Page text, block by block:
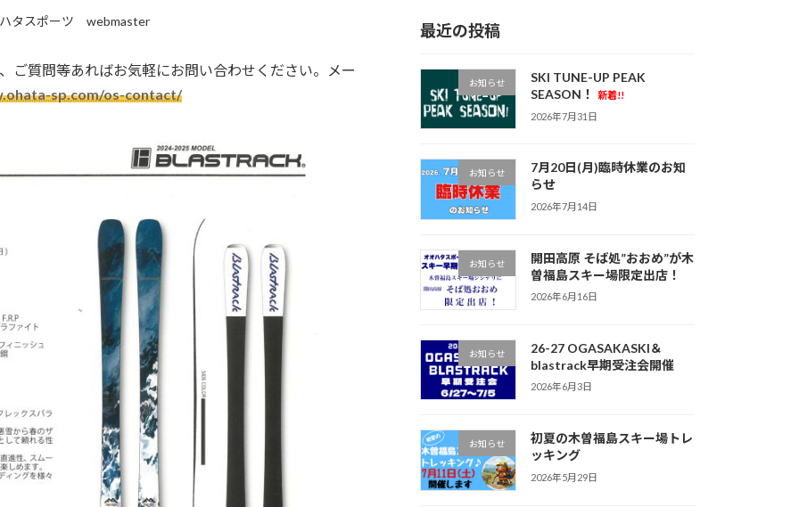
タスポーツ webmaster
ご質問等あればお気軽にお問い合わせください。メー
sp.com/os-contact/
最近の投稿
お知らせ
SKI TUNE-UP PEAK
SEASON！
新着!!
2026年7月31日
お知らせ
7月20日(月)臨時休業のお知
らせ
2026年7月14日
お知らせ
開田高原 そば処”おおめ”が木
曽福島スキー場限定出店！
2026年6月16日
お知らせ
26-27 OGASAKASKI＆
blastrack早期受注会開催
2026年6月3日
お知らせ
初夏の木曽福島スキー場トレ
ッキング
2026年5月29日